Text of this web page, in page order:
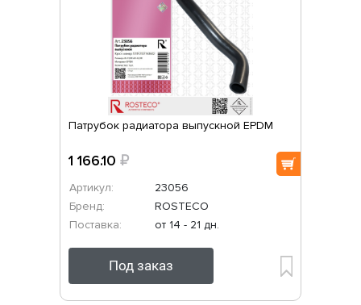
Патрубок радиатора выпускной EPDM
1 166.10 ₽
Артикул:
23056
Бренд:
ROSTECO
Поставка:
от 14 - 21 дн.
Под заказ